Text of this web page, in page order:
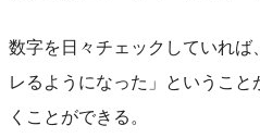
数字を日々チェックしていれ
レるようになった」というこ
くことができる。